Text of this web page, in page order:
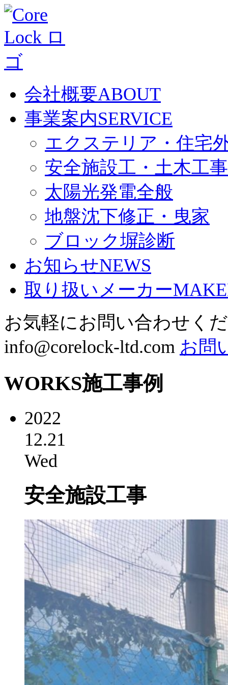
会社概要ABOUT
事業案内SERVICE
エクステリア・住宅
安全施設工・土木工事
太陽光発電全般
地盤沈下修正・曳家
ブロック塀診断
お知らせNEWS
取り扱いメーカー
お気軽にお問い合わせく
info@corelock-ltd.com お問
WORKS施工事例
2022
12.21
Wed
安全施設工事